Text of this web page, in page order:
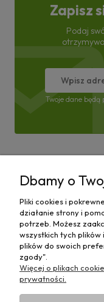
Zapisz
Podaj
Twoje dane będą
Moje konto
Płatności i dostawa
Informacje
O nas
Dbamy o
Pliki cookies i
działanie strony i
potrzeb. Możesz
wszystkich tych plików
plików do swoich
zgody".
Więcej o plikach
prywatności.